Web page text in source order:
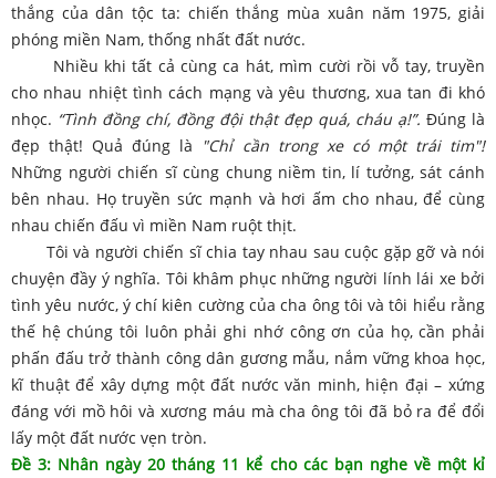
thắng của dân tộc ta: chiến thắng mùa xuân năm 1975, giải
phóng miền Nam, thống nhất đất nước.
Nhiều khi tất cả cùng ca hát, mìm cười rồi vỗ tay, truyền
cho nhau nhiệt tình cách mạng và yêu thương, xua tan đi khó
nhọc. “Tình đồng chí, đồng đội thật đẹp quá, cháu ạ!”. Đúng là
đẹp thật! Quả đúng là
"Chỉ cần trong xe có một trái tim"!
Những người chiến sĩ cùng chung niềm tin, lí tưởng, sát cánh
bên nhau. Họ truyền sức mạnh và hơi ấm cho nhau, để cùng
nhau chiến đấu vì miền Nam ruột thịt.
Tôi và người chiến sĩ chia tay nhau sau cuộc gặp gỡ và nói
chuyện đầy ý nghĩa. Tôi khâm phục những người lính lái xe bởi
tình yêu nước, ý chí kiên cường của cha ông tôi và tôi hiểu rằng
thế hệ chúng tôi luôn phải ghi nhớ công ơn của họ, cần phải
phấn đấu trở thành công dân gương mẫu, nắm vững khoa học,
kĩ thuật để xây dựng một đất nước văn minh, hiện đại – xứng
đáng với mồ hôi và xương máu mà cha ông tôi đã bỏ ra để đổi
lấy một đất nước vẹn tròn.
Đề 3: Nhân ngày 20 tháng 11 kể cho các bạn nghe về một kỉ